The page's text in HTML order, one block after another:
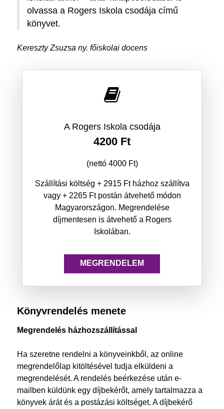
olvassa a Rogers Iskola csodája című
könyvet.
Kereszty Zsuzsa ny. főiskolai docens
A Rogers Iskola csodája
4200 Ft
(nettó 4000 Ft)
Szállítási költség + 2915 Ft házhoz szállítva
vagy + 2265 Ft postán átvehető módon
Magyarországon. Megrendelése
díjmentesen is átvehető a Rogers
Iskolában.
MEGRENDELEM
Könyvrendelés menete
Megrendelés házhozszállítással
Ha szeretne rendelni a könyveinkből, az online
megrendelőlap kitöltésével tudja elküldeni a
megrendelését. A rendelés beérkezése után e-
mailben küldünk egy díjbekérőt, amely tartalmazza a
könyvek árát és a postázási költséget. A díjbekérő